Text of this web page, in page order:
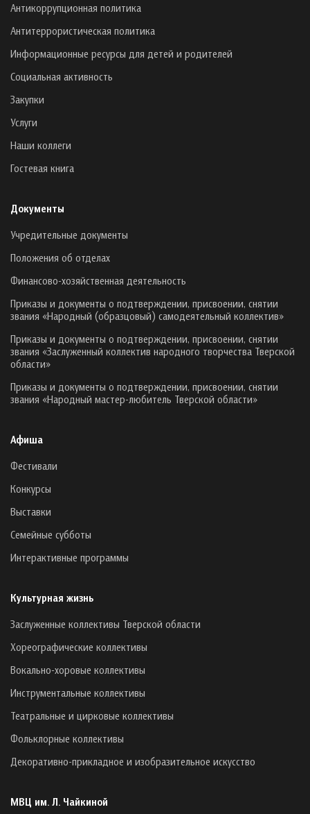
Антикоррупционная политика
Антитеррористическая политика
Информационные ресурсы для детей и родителей
Социальная активность
Закупки
Услуги
Наши коллеги
Гостевая книга
Документы
Учредительные документы
Положения об отделах
Финансово-хозяйственная деятельность
Приказы и документы о подтверждении, присвоении, снятии
звания «Народный (образцовый) самодеятельный коллектив»
Приказы и документы о подтверждении, присвоении, снятии
звания «Заслуженный коллектив народного творчества Тверской
области»
Приказы и документы о подтверждении, присвоении, снятии
звания «Народный мастер-любитель Тверской области»
Афиша
Фестивали
Конкурсы
Выставки
Семейные субботы
Интерактивные программы
Культурная жизнь
Заслуженные коллективы Тверской области
Хореографические коллективы
Вокально-хоровые коллективы
Инструментальные коллективы
Театральные и цирковые коллективы
Фольклорные коллективы
Декоративно-прикладное и изобразительное искусство
МВЦ им. Л. Чайкиной